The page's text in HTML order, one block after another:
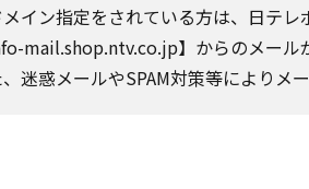
イン指定をされている方は、日テ
mail.shop.ntv.co.jp】からのメール
、迷惑メールやSPAM対策等によりメ